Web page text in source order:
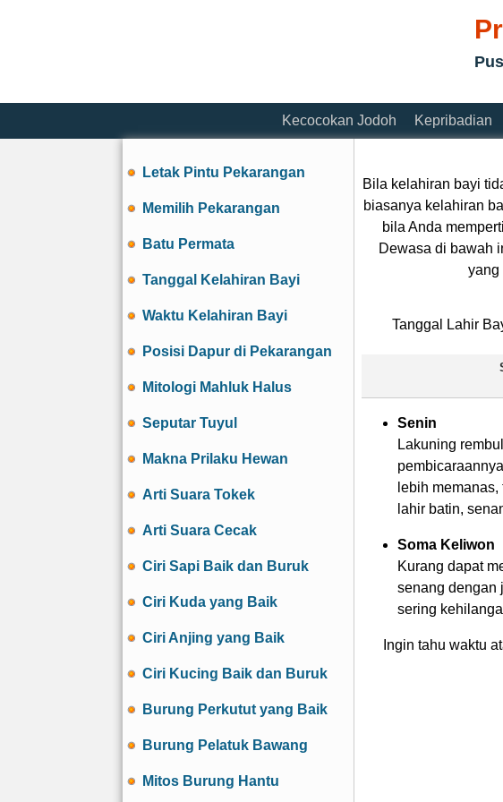
Kecocokan Jodoh Kepribadian
Letak Pintu Pekarangan
Memilih Pekarangan
Batu Permata
Tanggal Kelahiran Bayi
Waktu Kelahiran Bayi
Posisi Dapur di Pekarangan
Mitologi Mahluk Halus
Seputar Tuyul
Makna Prilaku Hewan
Arti Suara Tokek
Arti Suara Cecak
Ciri Sapi Baik dan Buruk
Ciri Kuda yang Baik
Ciri Anjing yang Baik
Ciri Kucing Baik dan Buruk
Burung Perkutut yang Baik
Burung Pelatuk Bawang
Mitos Burung Hantu
Bila kelahiran bayi
biasanya kelahiran
bila Anda
Dewasa di bawah
yang
Tanggal Lahir
Senin
Lakuning
lebih
lahir batin,
Soma Keliwon
Kurang dapat
senang dengan
sering
Ingin tahu waktu